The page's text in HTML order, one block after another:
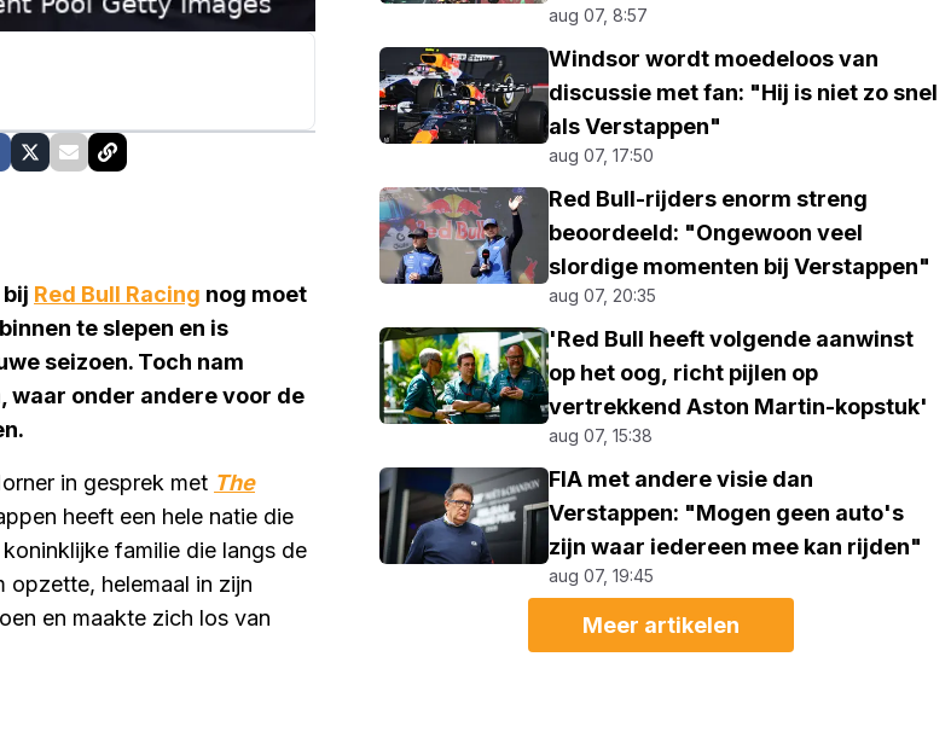
bij Red Bull Racing nog moet
te slepen en is
seizoen. Toch nam
waar onder andere voor de
in gesprek met The
heeft een hele natie die
familie die langs de
opzette, helemaal in zijn
en maakte zich los van
aug 07, 8:57
Windsor wordt moedeloos van
discussie met fan: "Hij is niet zo snel
als Verstappen"
aug 07, 17:50
Red Bull-rijders enorm streng
beoordeeld: "Ongewoon veel
slordige momenten bij Verstappen"
aug 07, 20:35
'Red Bull heeft volgende aanwinst
op het oog, richt pijlen op
vertrekkend Aston Martin-kopstuk'
aug 07, 15:38
FIA met andere visie dan
Verstappen: "Mogen geen auto's
zijn waar iedereen mee kan rijden"
aug 07, 19:45
Meer artikelen